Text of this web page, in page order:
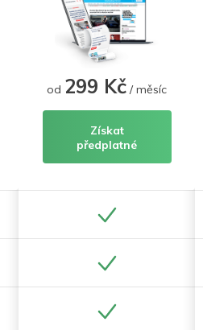
od 299 Kč / měsíc
Získat
předplatné